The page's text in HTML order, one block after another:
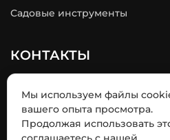
Садовые инструменты
КОНТАКТЫ
Адрес: Промышленный парк
Наньтун, провинция Цзянсу
Телефон: +86-13584657877
Мы используем файлы
вашего опыта просмотра.
Продолжая использовать